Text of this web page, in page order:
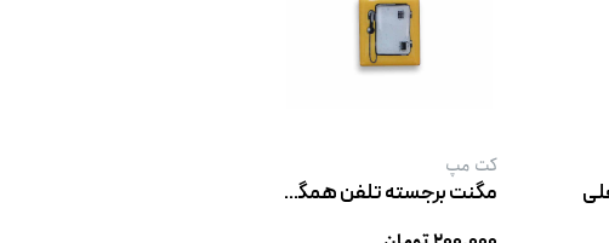
کت‌ مپ
مگنت برجسته تلفن همگانی